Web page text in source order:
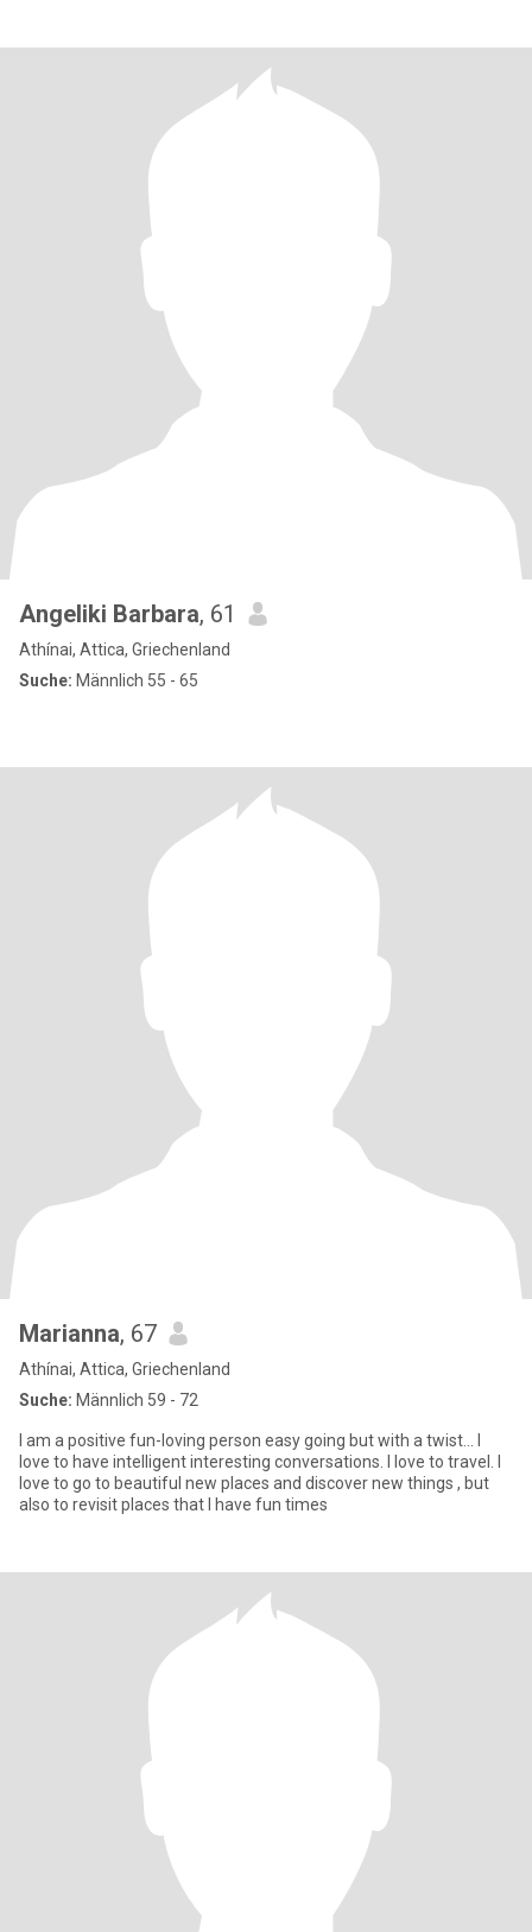
Angeliki Barbara, 61
Athínai, Attica, Griechenland
Suche: Männlich 55 - 65
Marianna, 67
Athínai, Attica, Griechenland
Suche: Männlich 59 - 72
I am a positive fun-loving person easy going but with a twist... I
love to have intelligent interesting conversations. I love to travel. I
love to go to beautiful new places and discover new things , but
also to revisit places that I have fun times